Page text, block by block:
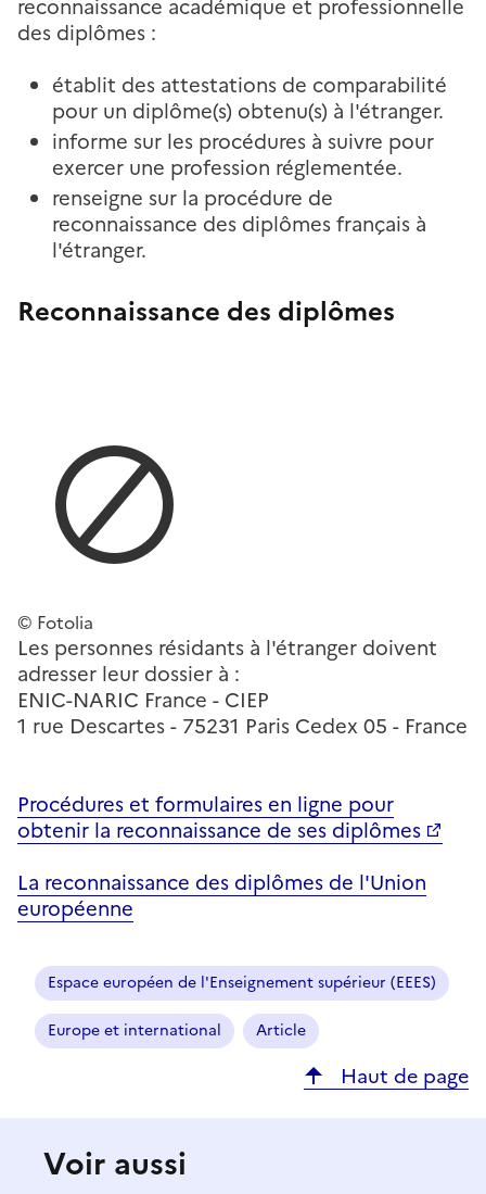
reconnaissance académique et professionnelle
des diplômes :
établit des attestations de comparabilité
pour un diplôme(s) obtenu(s) à l'étranger.
informe sur les procédures à suivre pour
exercer une profession réglementée.
renseigne sur la procédure de
reconnaissance des diplômes français à
l'étranger.
Reconnaissance des diplômes
© Fotolia
Les personnes résidants à l'étranger doivent
adresser leur dossier à :
ENIC-NARIC France - CIEP
1 rue Descartes - 75231 Paris Cedex 05 - France
Procédures et formulaires en ligne pour
obtenir la reconnaissance de ses diplômes
La reconnaissance des diplômes de l'Union
européenne
Espace européen de l'Enseignement supérieur (EEES)
Europe et international Article
Haut de page
Voir aussi